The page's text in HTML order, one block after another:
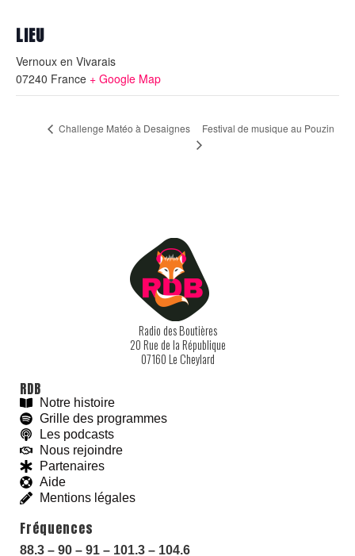
LIEU
Vernoux en Vivarais
07240 France + Google Map
Challenge Matéo à Desaignes Festival de musique au Pouzin
Radio des Boutières
20 Rue de la République
07160 Le Cheylard
RDB
Notre histoire
Grille des programmes
Les podcasts
Nous rejoindre
Partenaires
Aide
Mentions légales
Fréquences
88.3 – 90 – 91 – 101.3 – 104.6